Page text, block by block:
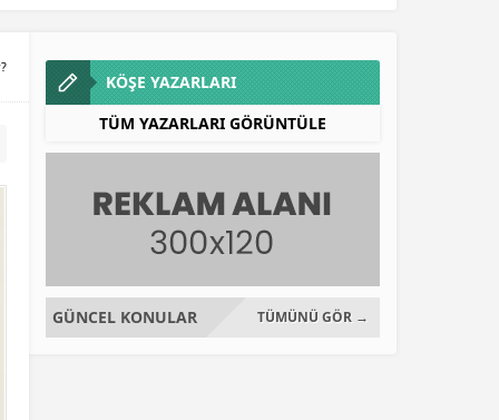
KÖŞE YAZARLARI
TÜM YAZARLARI GÖRÜNTÜLE
GÜNCEL KONULAR TÜMÜNÜ GÖR →